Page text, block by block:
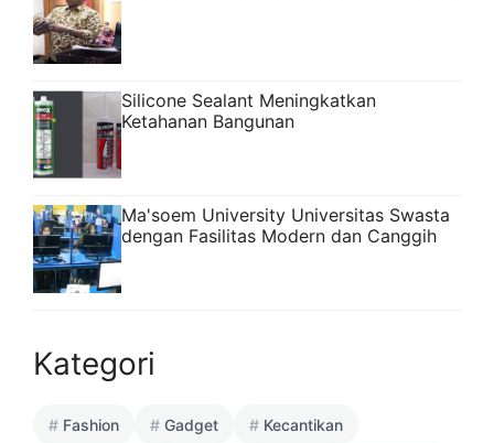
Silicone Sealant Meningkatkan
Ketahanan Bangunan
Ma'soem University Universitas Swasta
dengan Fasilitas Modern dan Canggih
Kategori
Fashion Gadget Kecantikan